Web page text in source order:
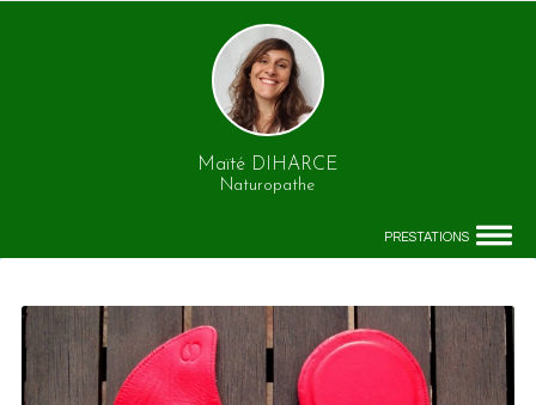
Maïté DIHARCE
Naturopathe
PRESTATIONS